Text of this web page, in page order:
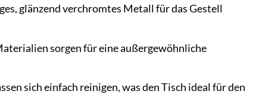
glänzend verchromtes Metall für das Gestell
sorgen für eine außergewöhnliche
sich einfach reinigen, was den Tisch ideal für den